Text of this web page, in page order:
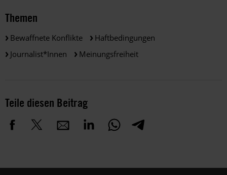
Themen
Bewaffnete Konflikte
Haftbedingungen
Journalist*innen
Meinungsfreiheit
Teile diesen Beitrag